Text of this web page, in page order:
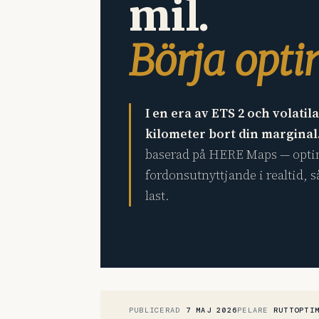
mil.
Börja
I en era av ETS 2 och
kilometer bort din
baserad på HERE Maps —
fordonsutnyttjande i realtid,
last.
PUBLICERAD 7 MAJ 2026PELARE